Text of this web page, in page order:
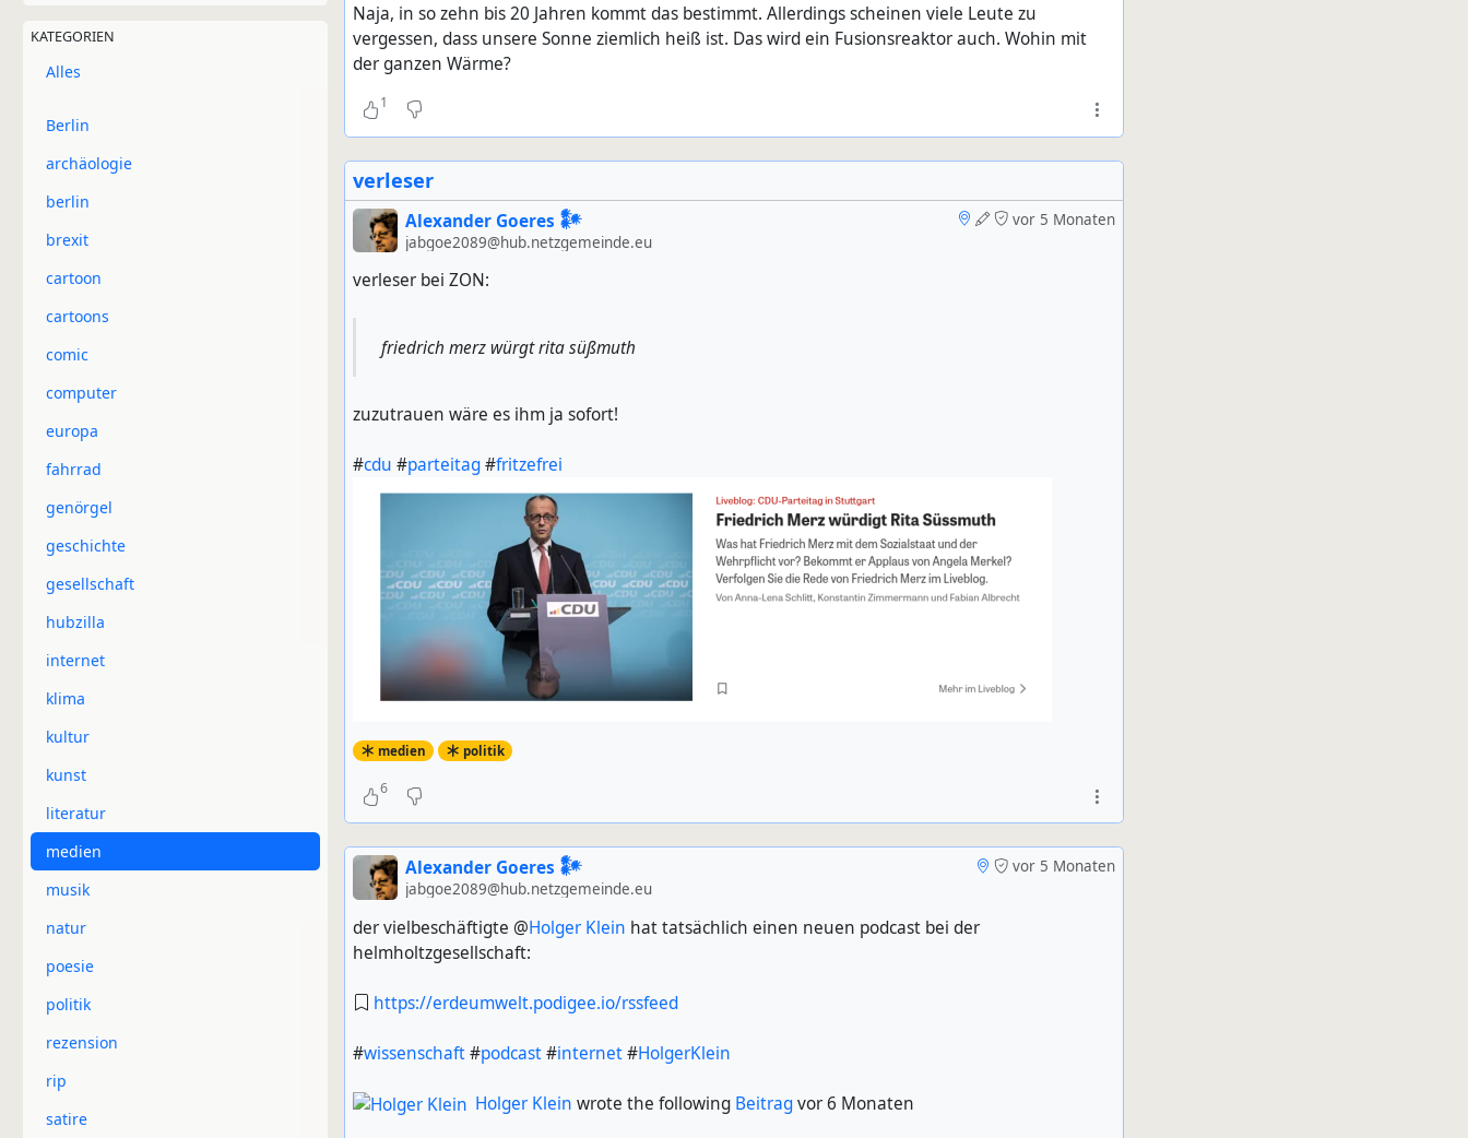
KATEGORIEN
Alles
Berlin
archäologie
berlin
brexit
cartoon
cartoons
comic
computer
europa
fahrrad
genörgel
geschichte
gesellschaft
hubzilla
internet
klima
kultur
kunst
literatur
medien
musik
natur
poesie
politik
rezension
rip
satire
Naja, in so zehn bis 20 Jahren kommt das bestimmt. Allerdings scheinen viele Leute zu
vergessen, dass unsere Sonne ziemlich heiß ist. Das wird ein Fusionsreaktor auch. Wohin mit
der ganzen Wärme?
1
verleser
vor 5 Monaten
Alexander Goeres 𒀯
jabgoe2089@hub.netzgemeinde.eu
verleser bei ZON:
friedrich merz würgt rita süßmuth
zuzutrauen wäre es ihm ja sofort!
#cdu #parteitag#fritzefrei
medien politik
6
vor 5 Monaten
Alexander Goeres 𒀯
jabgoe2089@hub.netzgemeinde.eu
der vielbeschäftigte @Holger Klein hat tatsächlich einen neuen podcast bei der
helmholtzgesellschaft:
https://erdeumwelt.podigee.io/rssfeed
#wissenschaft#podcast#internet#HolgerKlein
Holger Klein wrote the following Beitragvor 6 Monaten